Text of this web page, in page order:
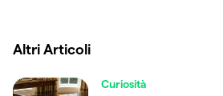
Altri Articoli
Curiosità